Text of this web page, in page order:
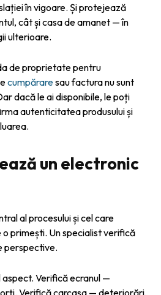
în vigoare. Și protejează
cât și casa de amanet — în
ulterioare.
de proprietate pentru
cumpăraresau factura nu sunt
dacă le ai disponibile, le poți
autenticitatea produsului și
un electronic
al procesului și cel care
primești. Un specialist verifică
perspective.
Verifică ecranul —
Verifică carcasa — deteriorări,